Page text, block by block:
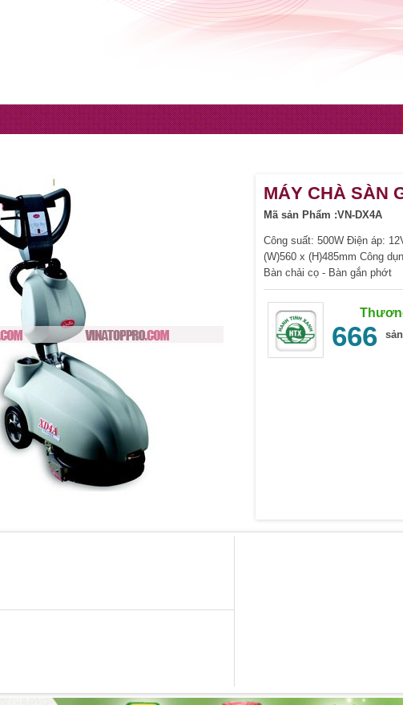
MÁY CHÀ SÀN
Mã sản Phẩm :VN-DX4A
Công suất: 500W Điện áp:
(W)560 x (H)485mm Công
Bàn chải cọ - Bàn gắn phớt
666